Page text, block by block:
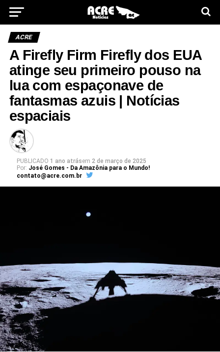
ACRE
A Firefly Firm Firefly dos EUA
atinge seu primeiro pouso na
lua com espaçonave de
fantasmas azuis | Notícias
espaciais
PUBLICADO 1 ano atrásem 2 de março de 2025
Por: José Gomes - Da Amazônia para o Mundo!
contato@acre.com.br